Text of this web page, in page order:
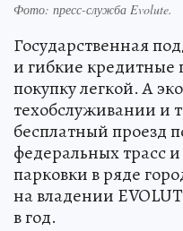
Фото: пресс-служба Evolute.
Государственная
и гибкие
покупку легкой. А
техобслуживании и
бесплатный проезд
федеральных трасс
парковки в ряде
на владении
в год.